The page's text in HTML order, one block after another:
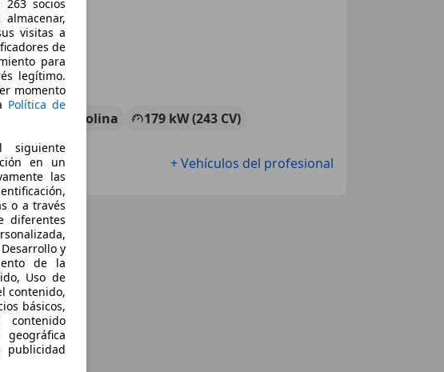
Gasolina
179 kW (243 CV)
+ Vehículos del profesional
socios
visitas a
de
para
legítimo.
momento
Política de
siguiente
en un
las
o a través
diferentes
y
de la
Uso de
contenido,
básicos,
geográfica
publicidad